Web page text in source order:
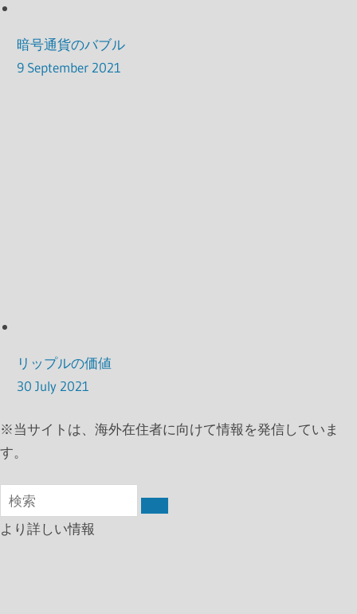
暗号通貨のバブル
9 September 2021
リップルの価値
30 July 2021
※当サイトは、海外在住者に向けて情報を発信していま
す。
より詳しい情報